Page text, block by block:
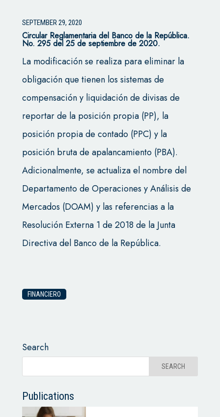
SEPTEMBER 29, 2020
Circular Reglamentaria del Banco de la República.
No. 295 del 25 de septiembre de 2020.
La modificación se realiza para eliminar la
obligación que tienen los sistemas de
compensación y liquidación de divisas de
reportar de la posición propia (PP), la
posición propia de contado (PPC) y la
posición bruta de apalancamiento (PBA).
Adicionalmente, se actualiza el nombre del
Departamento de Operaciones y Análisis de
Mercados (DOAM) y las referencias a la
Resolución Externa 1 de 2018 de la Junta
Directiva del Banco de la República.
FINANCIERO
Search
Publications